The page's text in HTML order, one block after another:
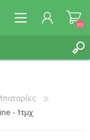
(0)
- 1τμχ